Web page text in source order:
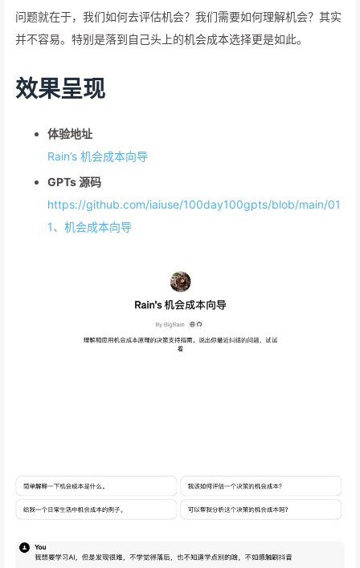
问题就在于，我们如何去评估机会？我们需要如何理解机会？其实
并不容易。特别是落到自己头上的机会成本选择更是如此。
效果呈现
体验地址
Rain’s 机会成本向导
GPTs 源码
https://github.com/iaiuse/100day100gpts/blob/main/01
1、机会成本向导